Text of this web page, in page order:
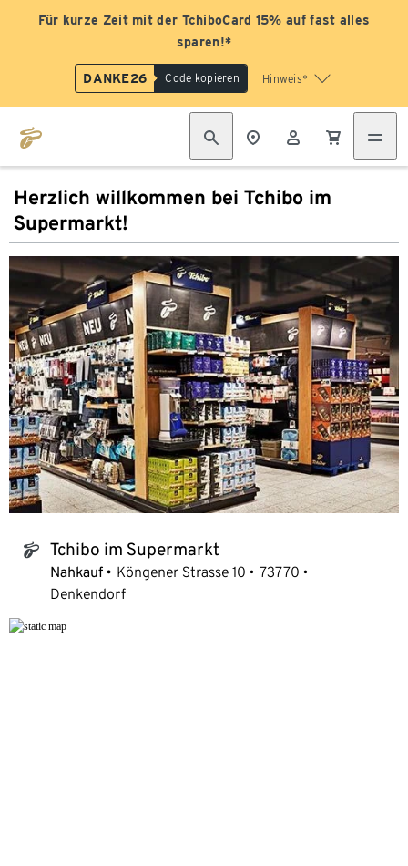
Für kurze Zeit mit der TchiboCard 15% auf fast alles
sparen!*
DANKE26 Code kopieren Hinweis*
Herzlich willkommen bei Tchibo im
Supermarkt!
tchibo_logo Tchibo im Supermarkt
Nahkauf Köngener Strasse 10
73770
Denkendorf